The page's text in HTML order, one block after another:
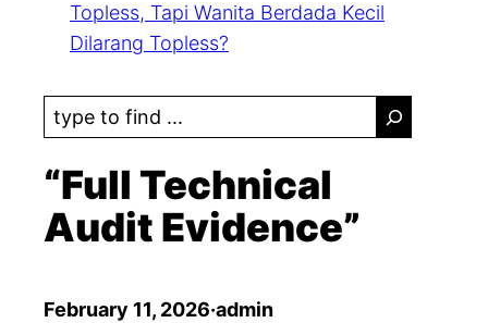
Topless, Tapi Wanita Berdada Kecil
Dilarang Topless?
S
e
a
c
“Full Technical
Audit Evidence”
February 11, 2026·admin